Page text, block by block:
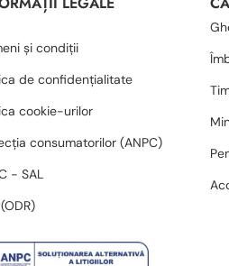
și condiții
de confidențialitate
cookie-urilor
consumatorilor (ANPC)
- SAL